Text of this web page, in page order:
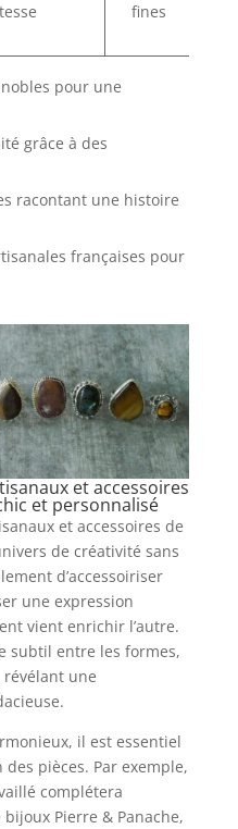
fines
pour une
grâce à des
racontant une histoire
françaises pour
et accessoires
et personnalisé
et accessoires de
de créativité sans
d’accessoiriser
une expression
vient enrichir l’autre.
subtil entre les formes,
une
il est essentiel
pièces. Par exemple,
complétera
Pierre & Panache,